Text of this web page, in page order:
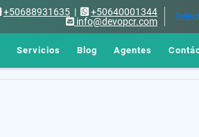
+50688931635 |
+50640001344
info@devopcr.com
Servicios Blog Agentes